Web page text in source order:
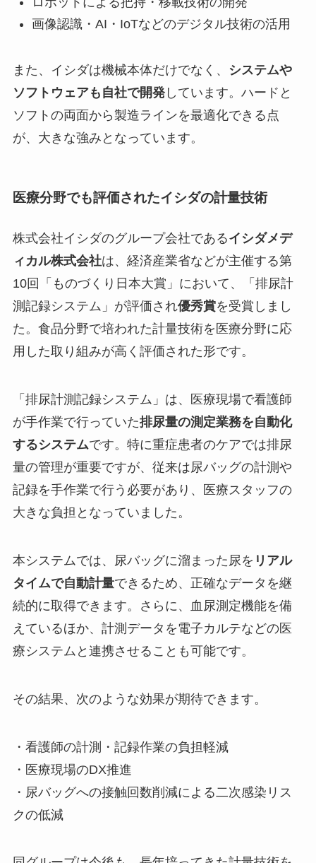
画像認識・AI・IoTなどのデジタル技術の活用
また、イシダは機械本体だけでなく、
システムや
ソフトウェアも自社で開発しています。ハードと
ソフトの両面から製造ラインを最適化できる点
が、大きな強みとなっています。
医療分野でも評価されたイシダの計量技術
株式会社イシダのグループ会社であるイシダメデ
ィカル株式会社は、経済産業省などが主催する第
10回「ものづくり日本大賞」において、「排尿計
測記録システム」が評価され優秀賞を受賞しまし
た。食品分野で培われた計量技術を医療分野に応
用した取り組みが高く評価された形です。
「排尿計測記録システム」は、医療現場で看護師
が手作業で行っていた排尿量の測定業務を自動化
するシステムです。特に重症患者のケアでは排尿
量の管理が重要ですが、従来は尿バッグの計測や
記録を手作業で行う必要があり、医療スタッフの
大きな負担となっていました。
本システムでは、尿バッグに溜まった尿を リアル
タイムで自動計量できるため、正確なデータを継
続的に取得できます。さらに、血尿測定機能を備
えているほか、計測データを電子カルテなどの医
療システムと連携させることも可能です。
その結果、次のような効果が期待できます。
・看護師の計測・記録作業の負担軽減
・医療現場のDX推進
・尿バッグへの接触回数削減による二次感染リス
クの低減